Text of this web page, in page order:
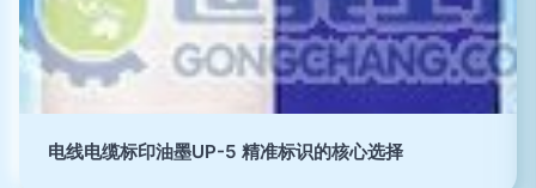
电线电缆标印油墨UP-5 精准标识的核心选择